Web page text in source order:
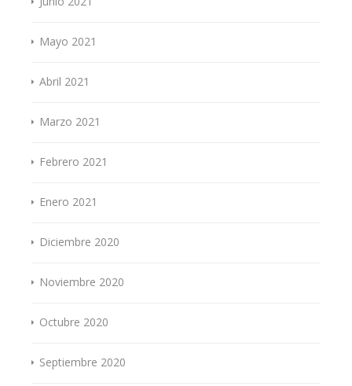
Mayo 2021
Abril 2021
Marzo 2021
Febrero 2021
Enero 2021
Diciembre 2020
Noviembre 2020
Octubre 2020
Septiembre 2020